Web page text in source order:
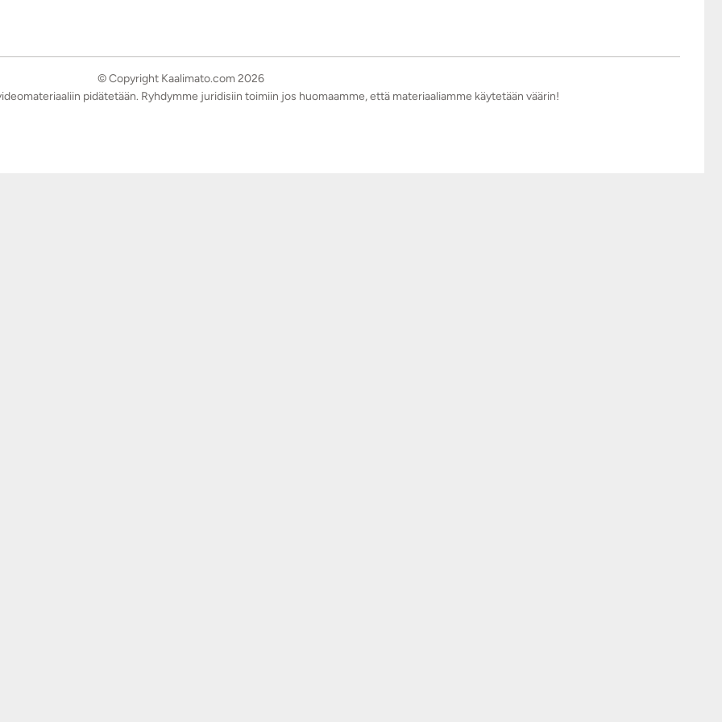
© Copyright Kaalimato.com 2026
pidätetään. Ryhdymme juridisiin toimiin jos huomaamme, että materiaaliamme käytetään väärin!